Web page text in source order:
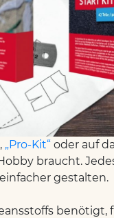
,„Pro-Kit“oder auf
braucht.
gestalten.
benötigt,